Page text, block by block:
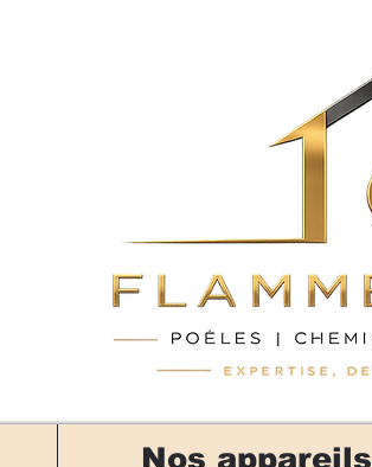
Nos appareils